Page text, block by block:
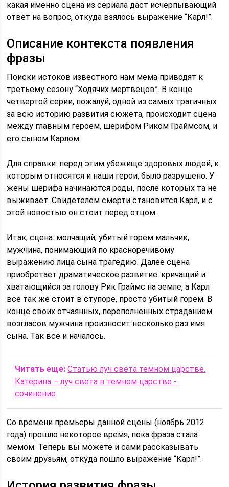
какая именно сцена из сериала даст исчерпывающий
ответ на вопрос, откуда взялось выражение “Карл!”.
Описание контекста появления
фразы
Поиски истоков известного нам мема приводят к
третьему сезону “Ходячих мертвецов”. В конце
четвертой серии, пожалуй, одной из самых трагичных
за всю историю развития сюжета, происходит сцена
между главным героем, шерифом Риком Граймсом, и
его сыном Карлом.
Для справки: перед этим убежище здоровых людей, к
которым относятся и наши герои, было разрушено. У
жены шерифа начинаются роды, после которых та не
выживает. Свидетелем смерти становится Карл, и с
этой новостью он стоит перед отцом.
Итак, сцена: молчащий, убитый горем мальчик,
мужчина, понимающий по красноречивому
выражению лица сына трагедию. Далее сцена
приобретает драматическое развитие: кричащий и
хватающийся за голову Рик Граймс на земле, а Карл
все так же стоит в ступоре, просто убитый горем. В
конце своих отчаянных, переполненных страданием
возгласов мужчина произносит несколько раз имя
сына. Так все и началось.
Читать еще: Статью луч света темном царстве.
Катерина – луч света в темном царстве -
сочинение
Со времени премьеры данной сцены (ноябрь 2012
года) прошло некоторое время, пока фраза стала
мемом. Теперь вы можете и сами рассказывать
своим друзьям, откуда пошло выражение “Карл!”.